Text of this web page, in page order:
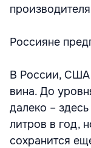
Россияне
В России, США,
вина. До
далеко –
литров в год,
сохранится